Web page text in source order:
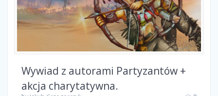
Wywiad z autorami Partyzantów +
akcja charytatywna.